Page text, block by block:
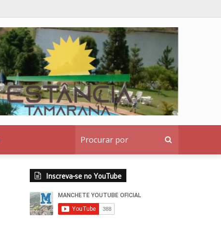
Inscreva-se no YouTube